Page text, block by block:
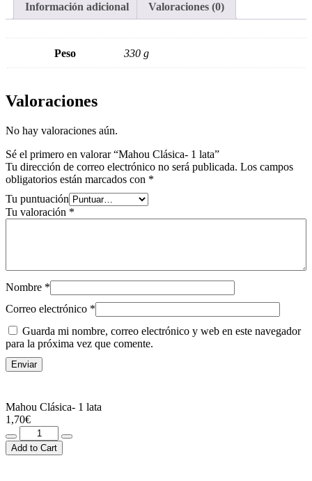
Información adicional Valoraciones (0)
Peso 330 g
Valoraciones
No hay valoraciones aún.
Sé el primero en valorar “Mahou Clásica- 1 lata”
Tu dirección de correo electrónico no será publicada. Los campos
obligatorios están marcados con *
Tu puntuación
Tu valoración *
Nombre *
Correo electrónico *
Guarda mi nombre, correo electrónico y web en este navegador
para la próxima vez que comente.
Mahou Clásica- 1 lata
1,70€
Clásica-
1
Add to Cart